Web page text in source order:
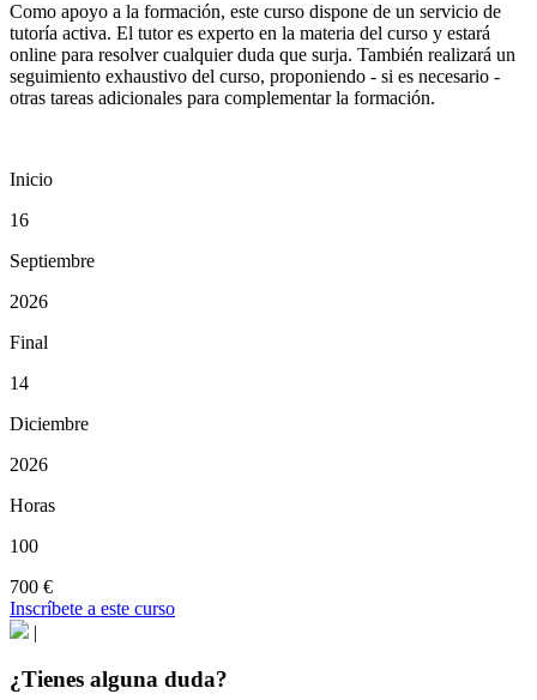
Como apoyo a la formación, este curso dispone de un servicio de
tutoría activa. El tutor es experto en la materia del curso y estará
online para resolver cualquier duda que surja. También realizará un
seguimiento exhaustivo del curso, proponiendo - si es necesario -
otras tareas adicionales para complementar la formación.
Inicio
16
Septiembre
2026
Final
14
Diciembre
2026
Horas
100
700 €
Inscríbete a este curso
|
¿Tienes alguna duda?